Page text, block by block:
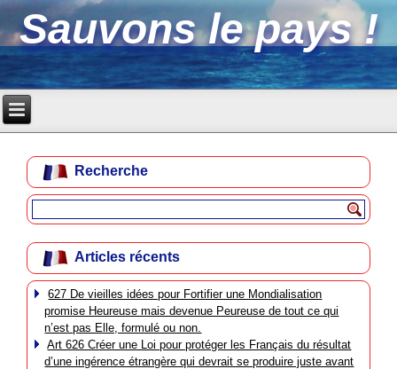
Sauvons le pays !
Recherche
Articles récents
627 De vieilles idées pour Fortifier une Mondialisation
promise Heureuse mais devenue Peureuse de tout ce qui
n’est pas Elle, formulé ou non.
Art 626 Créer une Loi pour protéger les Français du résultat
d’une ingérence étrangère qui devrait se produire juste avant